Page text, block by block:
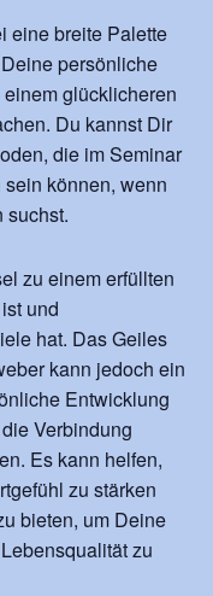
eine breite Palette
persönliche
glücklicheren
Du kannst Dir
die im Seminar
können, wenn
suchst.
zu einem erfüllten
und
hat. Das Geiles
kann jedoch ein
Entwicklung
Verbindung
Es kann helfen,
zu stärken
bieten, um Deine
zu